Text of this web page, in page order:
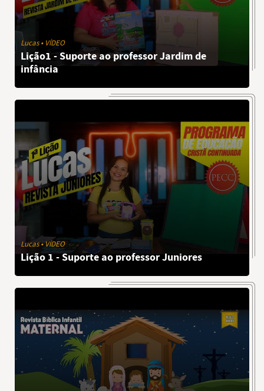
Lucas • VÍDEO
Lição1 - Suporte ao professor Jardim de
infância
Lucas • VÍDEO
Lição 1 - Suporte ao professor Juniores